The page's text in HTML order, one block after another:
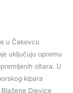
u Čakovcu
uključuju opremu
oltara. U
kipara
Djevice